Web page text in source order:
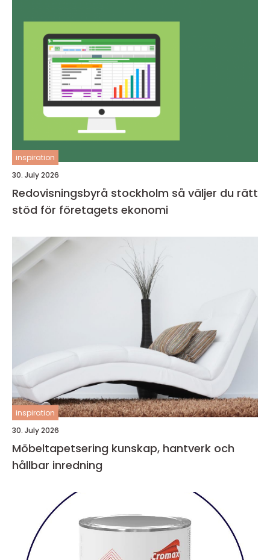
inspiration
30. July 2026
Redovisningsbyrå stockholm så väljer du rätt
stöd för företagets ekonomi
inspiration
30. July 2026
Möbeltapetsering kunskap, hantverk och
hållbar inredning